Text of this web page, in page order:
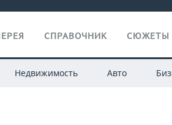
СПРАВОЧНИК СЮЖЕТЫ
Недвижимость Авто